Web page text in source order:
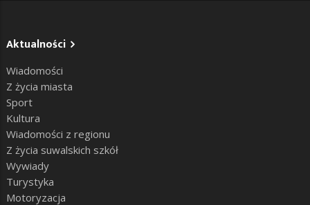
Aktualności
Wiadomości
Z życia miasta
Sport
Kultura
Wiadomości z regionu
Z życia suwalskich szkół
Wywiady
Turystyka
Motoryzacja